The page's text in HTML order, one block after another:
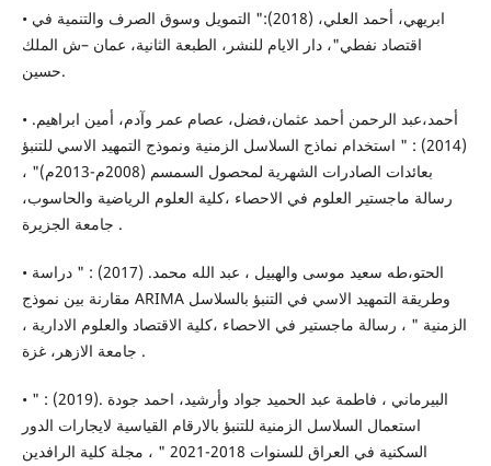
• ابريهي، أحمد العلي، (2018):" التمويل وسوق الصرف والتنمية في
اقتصاد نفطي"، دار الايام للنشر، الطبعة الثانية، عمان –ش الملك
حسين.
• أحمد،عبد الرحمن أحمد عثمان،فضل، عصام عمر وآدم، أمين ابراهيم.
(2014) : " استخدام نماذج السلاسل الزمنية ونموذج التمهيد الاسي للتنبؤ
بعائدات الصادرات الشهرية لمحصول السمسم (2008م-2013م)" ،
رسالة ماجستير العلوم في الاحصاء ،كلية العلوم الرياضية والحاسوب،
جامعة الجزيرة .
• الحتو،طه سعيد موسى والهبيل ، عبد الله محمد. (2017) : " دراسة
مقارنة بين نموذج ARIMA وطريقة التمهيد الاسي في التنبؤ بالسلاسل
الزمنية " ، رسالة ماجستير في الاحصاء ،كلية الاقتصاد والعلوم الادارية ،
جامعة الازهر، غزة .
• البيرماني ، فاطمة عبد الحميد جواد وأرشيد، احمد جودة .(2019) : "
استعمال السلاسل الزمنية للتنبؤ بالارقام القياسية لايجارات الدور
السكنية في العراق للسنوات 2018-2021 " ، مجلة كلية الرافدين